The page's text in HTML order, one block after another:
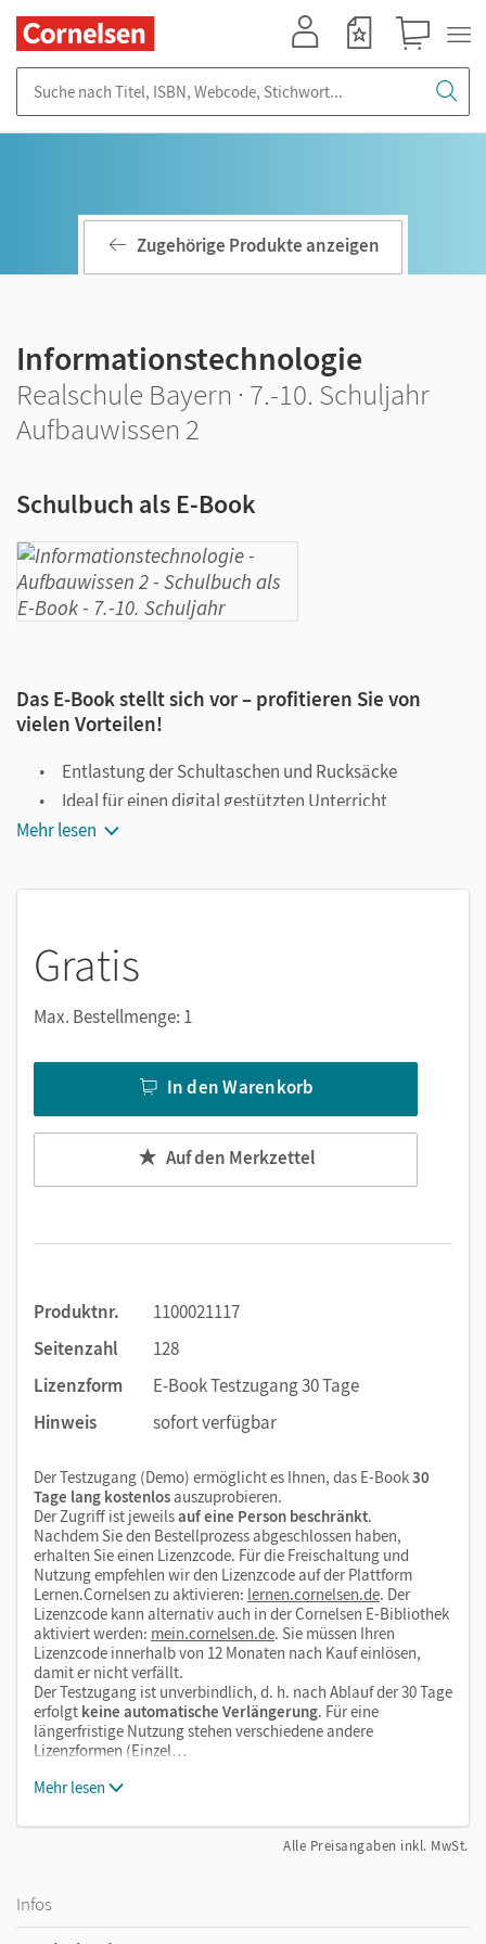
Zugehörige Produkte anzeigen
Informationstechnologie
Realschule Bayern · 7.-10. Schuljahr
Aufbauwissen 2
Schulbuch als E-Book
Das E-Book stellt sich vor – profitieren Sie von
vielen Vorteilen!
Entlastung der Schultaschen und Rucksäcke
Ideal für einen digital gestützten Unterricht
Notiz- und Markierungsmöglichkeit
Notizen erstellen
Markierungen setzen
Suchen im Text
Zoomen
Mehr lesen
Gratis
Max. Bestellmenge: 1
In den Warenkorb
Auf den Merkzettel
Produktnr.
1100021117
Seitenzahl
128
Lizenzform
E-Book Testzugang 30 Tage
Hinweis
sofort verfügbar
Der Testzugang (Demo) ermöglicht es Ihnen, das E-Book30
Tage lang kostenlosauszuprobieren.
Der Zugriff ist jeweilsauf eine Person beschränkt.
Nachdem Sie den Bestellprozess abgeschlossen haben,
erhalten Sie einen Lizenzcode. Für die Freischaltung und
Nutzung empfehlen wir den Lizenzcode auf der Plattform
Lernen.Cornelsen zu aktivieren: lernen.cornelsen.de. Der
Lizenzcode kann alternativ auch in der Cornelsen E-Bibliothek
aktiviert werden: mein.cornelsen.de. Sie müssen Ihren
Lizenzcode innerhalb von 12 Monaten nach Kauf einlösen,
damit er nicht verfällt.
Der Testzugang ist unverbindlich, d. h. nach Ablauf der 30 Tage
erfolgt keine automatische Verlängerung. Für eine
längerfristige Nutzung stehen verschiedene andere
Lizenzformen (Einzel…
Mehr lesen
Alle Preisangaben inkl. MwSt.
Infos